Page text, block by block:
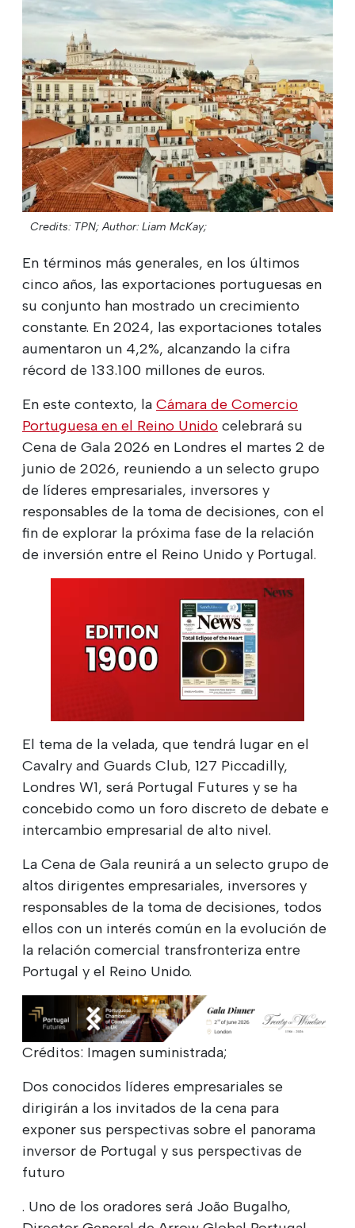
Credits: TPN; Author: Liam McKay;
En términos más generales, en los últimos
cinco años, las exportaciones portuguesas en
su conjunto han mostrado un crecimiento
constante. En 2024, las exportaciones totales
aumentaron un 4,2%, alcanzando la cifra
récord de 133.100 millones de euros.
En este contexto, la Cámara de Comercio
Portuguesa en el Reino Unido celebrará su
Cena de Gala 2026 en Londres el martes 2 de
junio de 2026, reuniendo a un selecto grupo
de líderes empresariales, inversores y
responsables de la toma de decisiones, con el
fin de explorar la próxima fase de la relación
de inversión entre el Reino Unido y Portugal.
El tema de la velada, que tendrá lugar en el
Cavalry and Guards Club, 127 Piccadilly,
Londres W1, será Portugal Futures y se ha
concebido como un foro discreto de debate e
intercambio empresarial de alto nivel.
La Cena de Gala reunirá a un selecto grupo de
altos dirigentes empresariales, inversores y
responsables de la toma de decisiones, todos
ellos con un interés común en la evolución de
la relación comercial transfronteriza entre
Portugal y el Reino Unido.
Créditos: Imagen suministrada;
Dos conocidos líderes empresariales se
dirigirán a los invitados de la cena para
exponer sus perspectivas sobre el panorama
inversor de Portugal y sus perspectivas de
futuro
. Uno de los oradores será João Bugalho,